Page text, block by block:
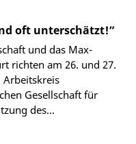
oft unterschätzt!“
und das Max-
richten am 26. und 27.
Arbeitskreis
Gesellschaft für
des…